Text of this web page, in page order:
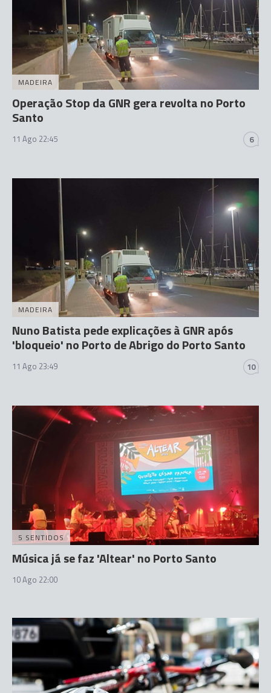
MADEIRA
Operação Stop da GNR gera revolta no Porto
Santo
11 Ago 22:45 6
MADEIRA
Nuno Batista pede explicações à GNR após
'bloqueio' no Porto de Abrigo do Porto Santo
11 Ago 23:49 10
5 SENTIDOS
Música já se faz 'Altear' no Porto Santo
10 Ago 22:00